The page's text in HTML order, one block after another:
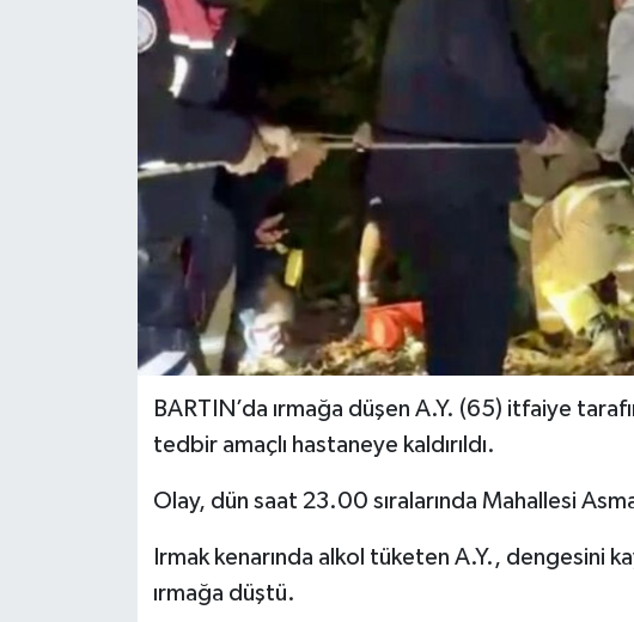
BARTIN’da ırmağa düşen A.Y. (65) itfaiye
tedbir amaçlı hastaneye kaldırıldı.
Olay, dün saat 23.00 sıralarında Mahallesi
Irmak kenarında alkol tüketen A.Y., dengesini
ırmağa düştü.
Yerel Yönetimler